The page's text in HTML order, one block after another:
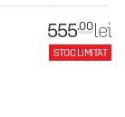
555.00 lei
STOC LIMITAT